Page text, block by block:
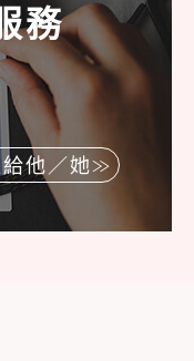
務
他／她